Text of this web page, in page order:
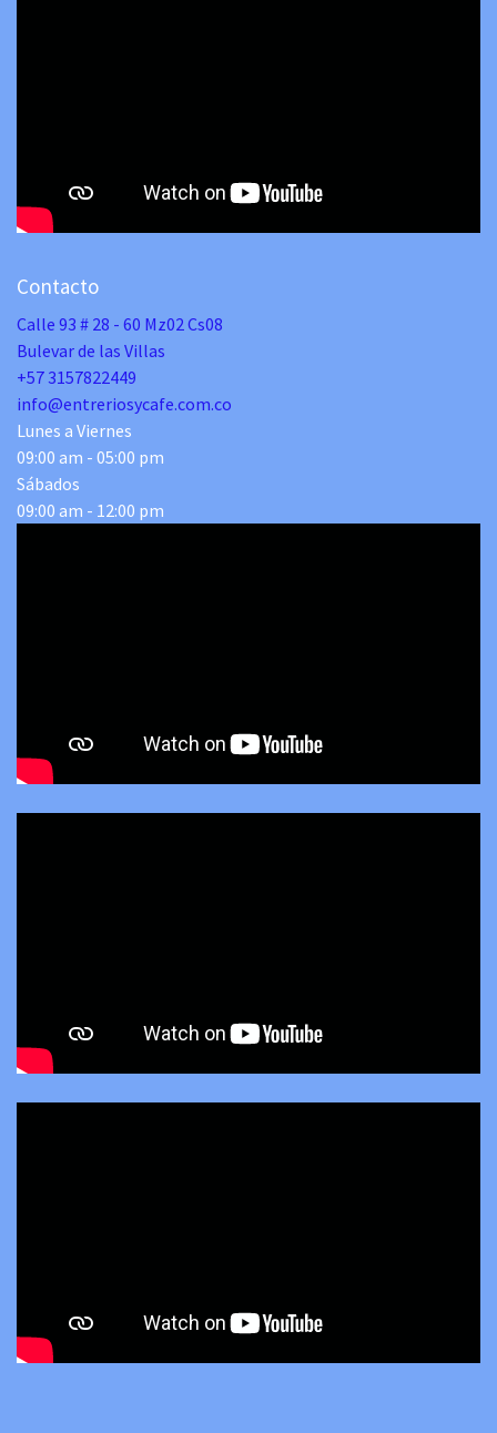
Contacto
Calle 93 # 28 - 60 Mz02 Cs08
Bulevar de las Villas
+57 3157822449
info@entreriosycafe.com.co
Lunes a Viernes
09:00 am - 05:00 pm
Sábados
09:00 am - 12:00 pm